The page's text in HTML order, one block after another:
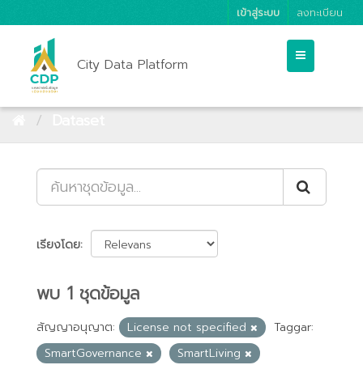
เข้าสู่ระบบ ลงทะเบียน
City Data Platform
เรียงโดย
พบ 1 ชุดข้อมูล
สัญญาอนุญาต: License not specified
Taggar:
SmartGovernance
SmartLiving